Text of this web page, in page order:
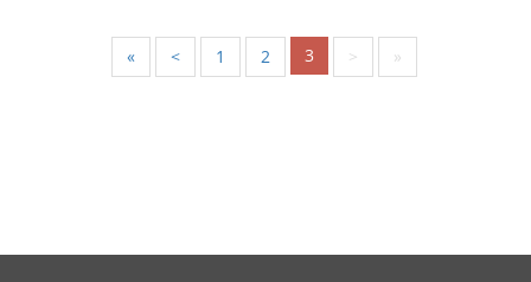
« < 1 2 3 > »